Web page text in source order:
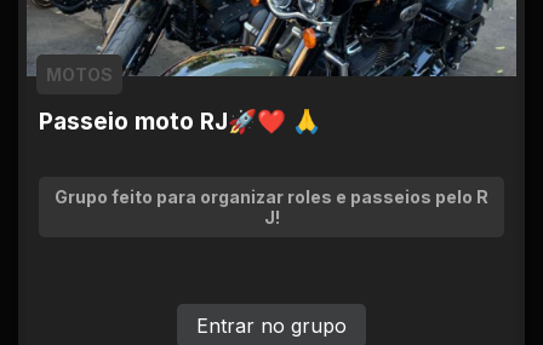
Passeio moto RJ🚀❤ 🙏
MOTOS
Grupo feito para organizar roles e passeios pelo R
J!
Entrar no grupo